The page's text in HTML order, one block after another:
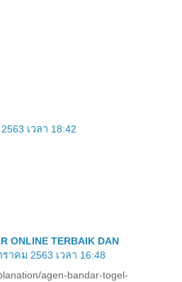
เวลา 18:42
ONLINE TERBAIK DAN
ราคม 2563 เวลา 16:48
agen-bandar-togel-